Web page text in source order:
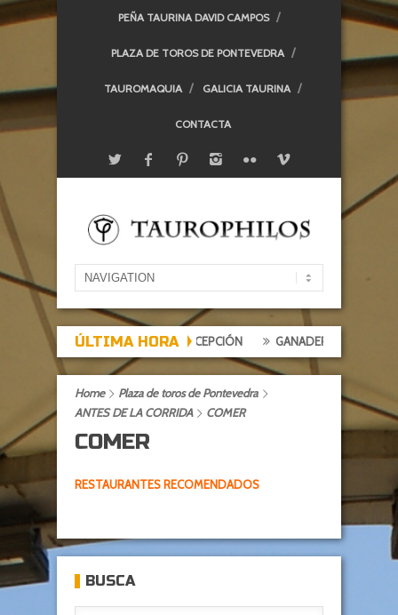
PEÑA TAURINA DAVID CAMPOS
PLAZA DE TOROS DE PONTEVEDRA
TAUROMAQUIA GALICIA TAURINA
CONTACTA
ÚLTIMA HORA
DE EXPECTACIÓN, TARDE DE DECEPCIÓN GANADERÍAS:
Home
Plaza de toros de Pontevedra
ANTES DE LA CORRIDA
COMER
COMER
RESTAURANTES RECOMENDADOS
BUSCA